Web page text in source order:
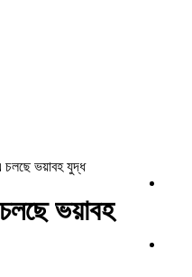
চলছে ভয়াবহ যুদ্ধ
ভয়াবহ